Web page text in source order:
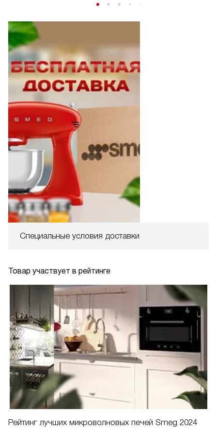
Специальные условия доставки
Товар участвует в рейтинге
Рейтинг лучших микроволновых печей Smeg 2024